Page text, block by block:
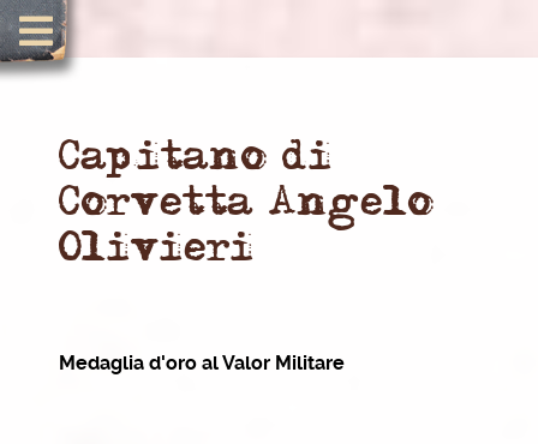
Capitano di
Corvetta Angelo
Olivieri
Medaglia d'oro al Valor Militare